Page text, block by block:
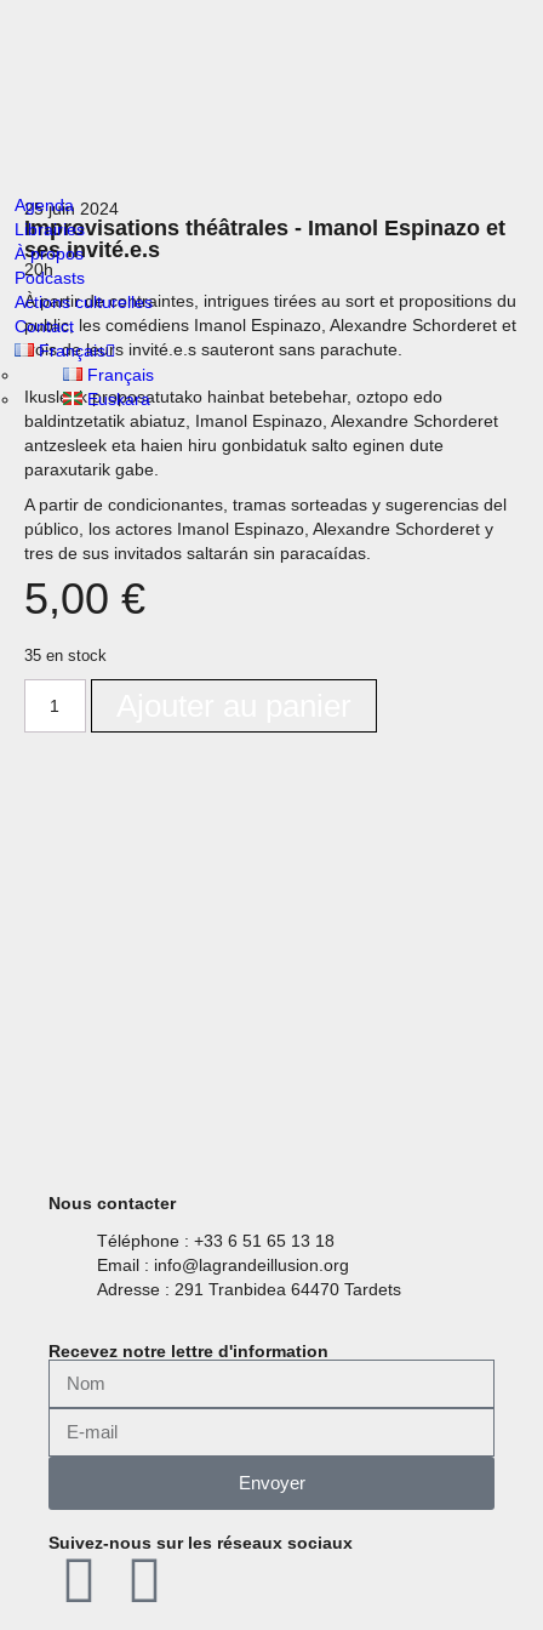
Agenda
Librairies
À propos
Podcasts
Actions culturelles
Contact
Français
Français
Euskara
25 juin 2024
Improvisations théâtrales - Imanol Espinazo et
ses invité.e.s
20h
À partir de contraintes, intrigues tirées au sort et propositions du
public, les comédiens Imanol Espinazo, Alexandre Schorderet et
trois de leurs invité.e.s sauteront sans parachute.
Ikusleek proposatutako hainbat betebehar, oztopo edo
baldintzetatik abiatuz, Imanol Espinazo, Alexandre Schorderet
antzesleek eta haien hiru gonbidatuk salto eginen dute
paraxutarik gabe.
A partir de condicionantes, tramas sorteadas y sugerencias del
público, los actores Imanol Espinazo, Alexandre Schorderet y
tres de sus invitados saltarán sin paracaídas.
5,00 €
35 en stock
Nous contacter
Téléphone : +33 6 51 65 13 18
Email : info@lagrandeillusion.org
Adresse : 291 Tranbidea 64470 Tardets
Recevez notre lettre d'information
Envoyer
Suivez-nous sur les réseaux sociaux